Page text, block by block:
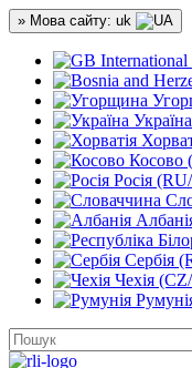
» Мова сайту: uk
Косово
Росія
Сербія
Чехія